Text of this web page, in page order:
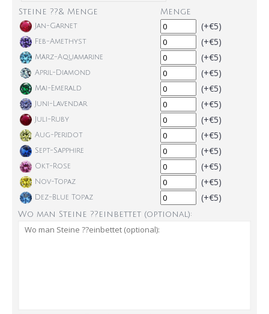
Steine ??& Menge Menge
Jan-Garnet (+€5)
Feb-Amethyst (+€5)
März-Aquamarine (+€5)
April-Diamond (+€5)
Mai-Emerald (+€5)
Juni-Lavendar (+€5)
Juli-Ruby (+€5)
Aug-Peridot (+€5)
Sept-Sapphire (+€5)
Okt-Rose (+€5)
Nov-Topaz (+€5)
Dez-Blue Topaz (+€5)
Wo man Steine ??einbettet (optional):